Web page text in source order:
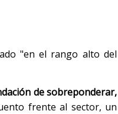
"en el rango alto del
de sobreponderar,
frente al sector, un